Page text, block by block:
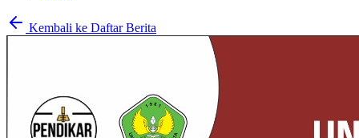
Kembali ke Daftar Berita